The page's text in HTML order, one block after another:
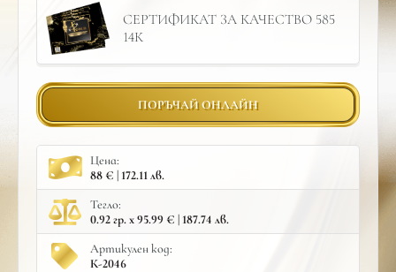
СЕРТИФИКАТ ЗА КАЧЕСТВО 585
14К
ПОРЪЧАЙ ОНЛАЙН
Цена:
88 € | 172.11 лв.
Тегло:
0.92 гр. x 95.99 € | 187.74 лв.
Артикулен код:
К-2046